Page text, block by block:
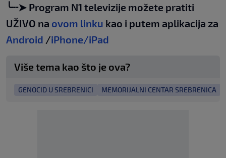
╰┈➤ Program N1 televizije možete pratiti
UŽIVO na ovom linku kao i putem aplikacija za
Android /iPhone/iPad
Više tema kao što je ova?
GENOCID U SREBRENICI MEMORIJALNI CENTAR SREBRENICA